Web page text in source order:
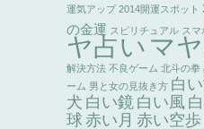
運気アップ 2014開運スポット
の金運 スピリチュアル スマ
ヤ占い マ
解決方法 不良ゲーム 北斗の拳
ーム 男と女の見抜き方 白
犬 白い鏡 白い風
球赤い月 赤い空歩